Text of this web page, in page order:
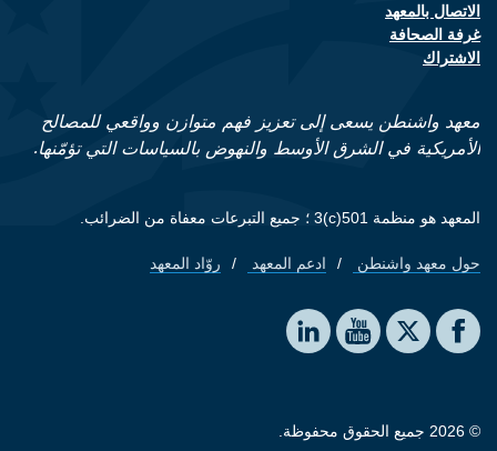
Footer contact links
الاتصال بالمعهد
غرفة الصحافة
الاشتراك
معهد واشنطن يسعى إلى تعزيز فهم متوازن وواقعي للمصالح
الأمريكية في الشرق الأوسط والنهوض بالسياسات التي تؤمّنها.
المعهد هو منظمة 501(c)3 ؛ جميع التبرعات معفاة من الضرائب.
Footer quick links
حول معهد واشنطن ادعم المعهد روّاد المعهد
Social media
The Washington Institute on Facebook
The Washington Institute on X
The Washington Institute on YouTube
The Washington Institute on LinkedIn
© 2026 جميع الحقوق محفوظة.